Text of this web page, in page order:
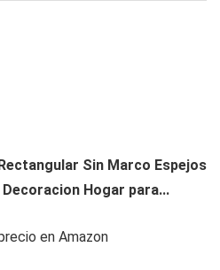
Sin Marco Espejos
Hogar para...
en Amazon